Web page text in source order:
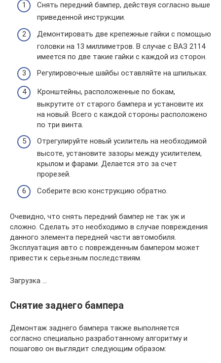
Снять передний бампер, действуя согласно выше
приведенной инструкции.
Демонтировать две крепежные гайки с помощью
головки на 13 миллиметров. В случае с ВАЗ 2114
имеется по две такие гайки с каждой из сторон.
Регулировочные шайбы оставляйте на шпильках.
Кронштейны, расположенные по бокам,
выкрутите от старого бампера и установите их
на новый. Всего с каждой стороны расположено
по три винта.
Отрегулируйте новый усилитель на необходимой
высоте, установите зазоры между усилителем,
крылом и фарами. Делается это за счет
прорезей.
Соберите всю конструкцию обратно.
Очевидно, что снять передний бампер не так уж и
сложно. Сделать это необходимо в случае повреждения
данного элемента передней части автомобиля.
Эксплуатация авто с поврежденным бампером может
привести к серьезным последствиям.
Загрузка …
Снятие заднего бампера
Демонтаж заднего бампера также выполняется
согласно специально разработанному алгоритму и
пошагово он выглядит следующим образом: